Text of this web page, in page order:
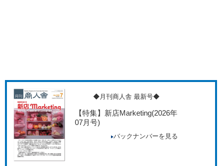
◆月刊商人舎 最新号◆
【特集】新店Marketing(2026年
07月号)
バックナンバーを見る